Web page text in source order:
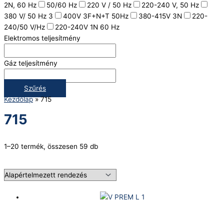
2N, 60 Hz
50/60 Hz 220 V / 50 Hz
220-240 V, 50 Hz
380 V/ 50 Hz 3
400V 3F+N+T 50Hz 380-415V 3N
220-
240/50 V/Hz
220-240V 1N 60 Hz
Elektromos teljesítmény
Gáz teljesítmény
Szűrés
Kezdőlap»715
715
1–20 termék, összesen 59 db